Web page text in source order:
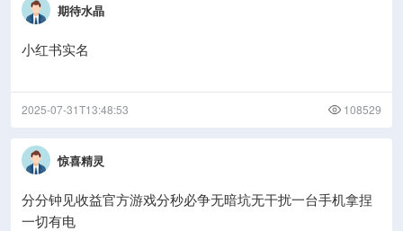
期待水晶
小红书实名
2025-07-31T13:48:53 108529
惊喜精灵
分分钟见收益官方游戏分秒必争无暗坑无干扰一台手机拿捏
一切有电